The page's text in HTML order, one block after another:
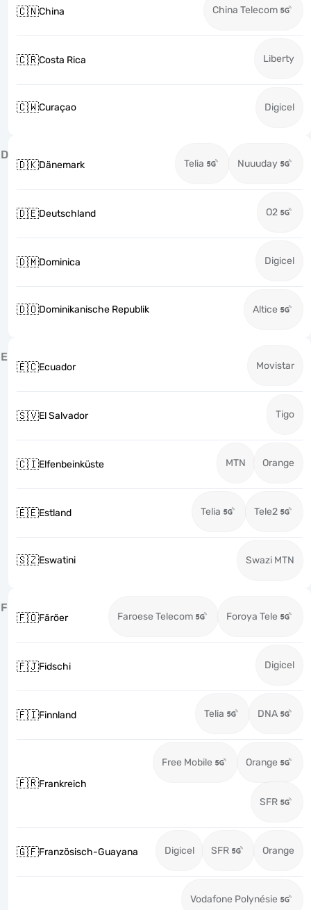
🇨🇳China China Telecom
🇨🇷Costa Rica Liberty
🇨🇼Curaçao Digicel
D
🇩🇰Dänemark Telia Nuuuday
🇩🇪Deutschland O2
🇩🇲Dominica Digicel
🇩🇴Dominikanische Republik Altice
E
🇪🇨Ecuador Movistar
🇸🇻El Salvador Tigo
🇨🇮Elfenbeinküste MTN Orange
🇪🇪Estland Telia Tele2
🇸🇿Eswatini Swazi MTN
F
🇫🇴Färöer Faroese Telecom Foroya Tele
🇫🇯Fidschi Digicel
🇫🇮Finnland Telia DNA
🇫🇷Frankreich
Free Mobile Orange
SFR
🇬🇫Französisch-Guayana Digicel SFR Orange
Vodafone Polynésie